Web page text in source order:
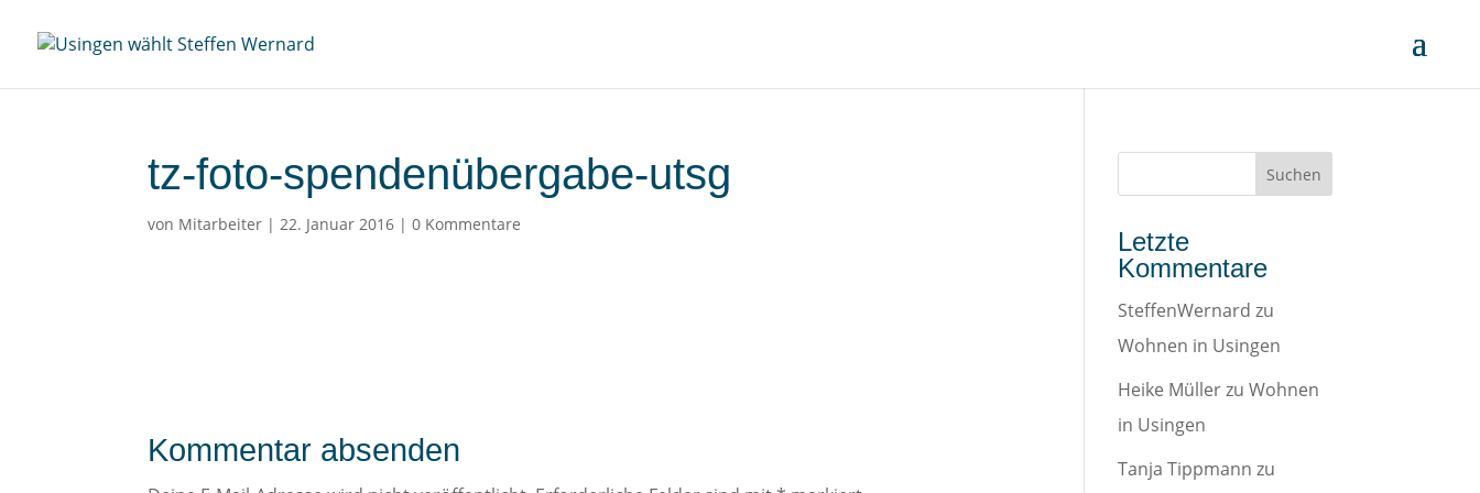
tz-foto-spendenübergabe-utsg
von Mitarbeiter |22. Januar 2016 |0 Kommentare
Kommentar absenden
Letzte
Kommentare
SteffenWernard zu
Wohnen in Usingen
Heike MüllerzuWohnen
in Usingen
Tanja Tippmann zu